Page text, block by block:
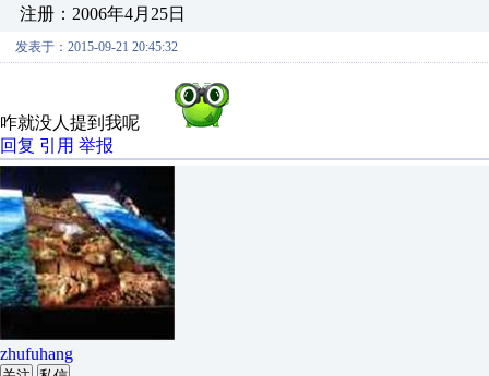
注册：2006年4月25日
发表于：2015-09-21 20:45:32
咋就没人提到我呢
回复 引用 举报
zhufuhang